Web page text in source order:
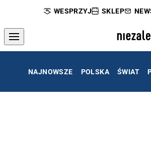
WESPRZYJ SKLEP
NAJNOWSZE POLSKA ŚWIAT